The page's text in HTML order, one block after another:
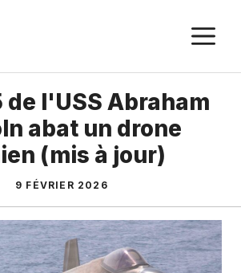
de l'USS Abraham
abat un drone
(mis à jour)
9 FÉVRIER 2026